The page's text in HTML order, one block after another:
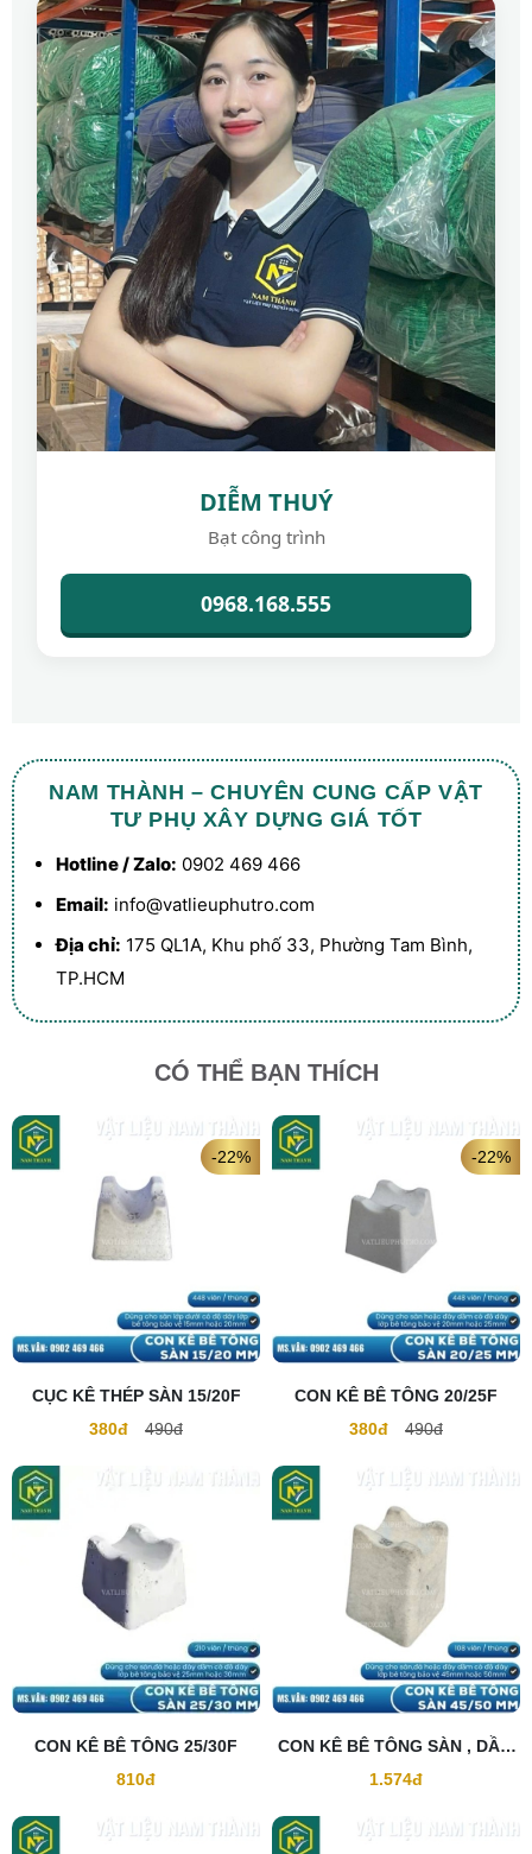
DIỄM THUÝ
Bạt công trình
0968.168.555
NAM THÀNH – CHUYÊN CUNG CẤP VẬT
TƯ PHỤ XÂY DỰNG GIÁ TỐT
Hotline / Zalo: 0902 469 466
Email: info@vatlieuphutro.com
Địa chỉ: 175 QL1A, Khu phố 33, Phường Tam Bình,
TP.HCM
CÓ THỂ BẠN THÍCH
CỤC KÊ THÉP SÀN 15/20F
380đ
490đ
-22%
CON KÊ BÊ TÔNG 20/25F
380đ
490đ
-22%
CON KÊ BÊ TÔNG 25/30F
810đ
CON KÊ BÊ TÔNG SÀN , DẦM
45/50F
1.574đ